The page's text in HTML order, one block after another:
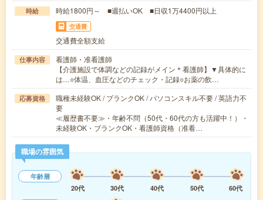
時給 時給1800円～ ■週払いOK ■日収1万4400円以上
交通費
交通費全額支給
仕事内容
看護師・准看護師
【介護施設で体調などの記録がメイン＊看護師】▼具体的に
は…○体温、血圧などのチェック・記録○お薬の飲…
応募資格
職種未経験OK / ブランクOK / パソコンスキル不要 / 英語力不
要
≪履歴書不要≫・年齢不問（50代・60代の方も活躍中！）・
未経験OK・ブランクOK・看護師資格（准看…
職場の雰囲気
年齢層
20代
30代 40代 50代 60代